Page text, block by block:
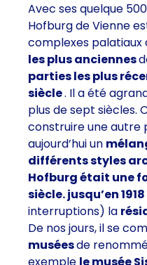
Avec ses quelque
Hofburg de Vienne
complexes palatiaux
les plus anciennes
parties les plus
siècle. Il a été
plus de sept siècles.
construire une autre
aujourd’hui un
différents styles
Hofburg était une
siècle. jusqu’en 1918
interruptions) la
De nos jours, il se
muséesde